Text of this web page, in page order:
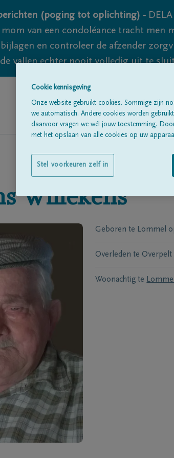
(poging tot oplichting) -
van een condoléance tracht men
en controleer de afzender
vallen echter nooit volledig uit te
Willekens
Geboren te Lommel
Overleden te Overpelt
Woonachtig te Lommel
Cookie kennisgeving
Onze website gebruikt cookies. Sommige zijn
we automatisch. Andere cookies worden
daarvoor vragen we wél jouw toestemming.
met het opslaan van alle cookies op uw
Stel voorkeuren zelf in